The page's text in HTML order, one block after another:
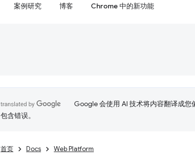
案例研究 博客 Chrome 中的新功能
Google 会使用 AI 技术将内容翻译成您
包含错误。
首页 Docs Web Platform